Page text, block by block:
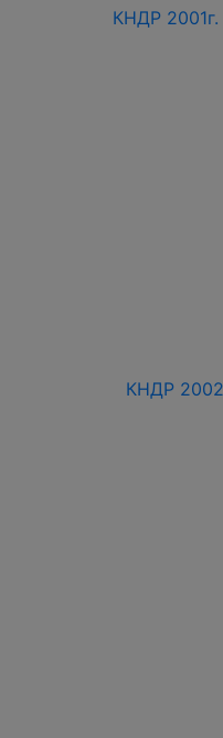
КНДР
КНДР